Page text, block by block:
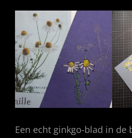
Een echt ginkgo-blad in de